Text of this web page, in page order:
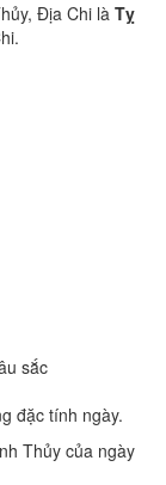
, Địa Chi là Tỵ
.
sắc
đặc tính ngày.
Thủy của ngày